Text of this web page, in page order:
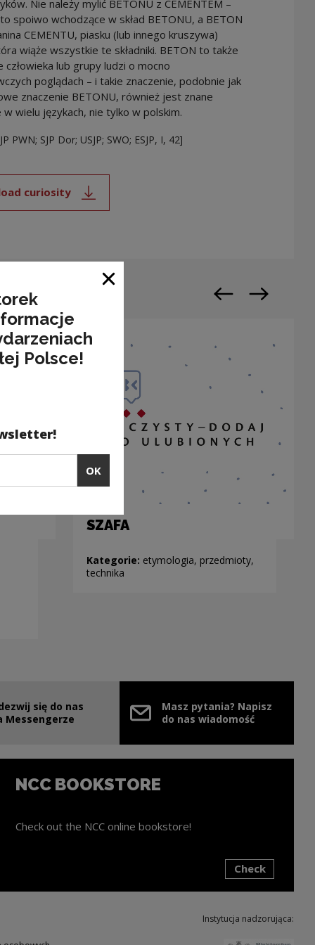
Nie należy mylić BETONU z CEMENTEM –
spoiwo wchodzące w skład BETONU, a BETON
CEMENTU, piasku (lub innego kruszywa)
wiąże wszystkie te składniki. BETON to także
człowieka lub grupy ludzi o mocno
poglądach – i takie znaczenie, podobnie jak
znaczenie BETONU, również jest znane
w wielu językach, nie tylko w polskim.
PWN; SJP Dor; USJP; SWO; ESJP, I, 42]
curiosity
Note, the link will open in a new window
SZAFA
Kategorie: etymologia, przedmioty,
technika
Previous slide
Next slide
się do nas
Messengerze
link will open in a new window
Masz pytania? Napisz
do nas wiadomość
NCC BOOKSTORE
Check out the NCC online bookstore!
Check
Instytucja nadzorująca:
Polsce!
OK